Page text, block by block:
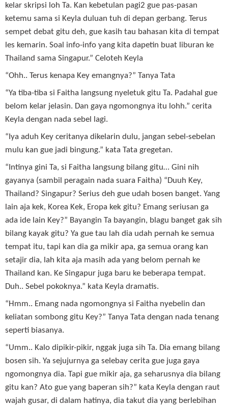
kelar skripsi loh Ta. Kan kebetulan pagi2 gue pas-pasan
ketemu sama si Keyla duluan tuh di depan gerbang. Terus
sempet debat gitu deh, gue kasih tau bahasan kita di tempat
les kemarin. Soal info-info yang kita dapetin buat liburan ke
Thailand sama Singapur.” Celoteh Keyla
“Ohh.. Terus kenapa Key emangnya?” Tanya Tata
“Ya tiba-tiba si Faitha langsung nyeletuk gitu Ta. Padahal gue
belom kelar jelasin. Dan gaya ngomongnya itu lohh.” cerita
Keyla dengan nada sebel lagi.
“Iya aduh Key ceritanya dikelarin dulu, jangan sebel-sebelan
mulu kan gue jadi bingung.” kata Tata gregetan.
“Intinya gini Ta, si Faitha langsung bilang gitu… Gini nih
gayanya (sambil peragain nada suara Faitha) “Duuh Key,
Thailand? Singapur? Serius deh gue udah bosen banget. Yang
lain aja kek, Korea Kek, Eropa kek gitu? Emang seriusan ga
ada ide lain Key?” Bayangin Ta bayangin, blagu banget gak sih
bilang kayak gitu? Ya gue tau lah dia udah pernah ke semua
tempat itu, tapi kan dia ga mikir apa, ga semua orang kan
setajir dia, lah kita aja masih ada yang belom pernah ke
Thailand kan. Ke Singapur juga baru ke beberapa tempat.
Duh.. Sebel pokoknya.” kata Keyla dramatis.
“Hmm.. Emang nada ngomongnya si Faitha nyebelin dan
keliatan sombong gitu Key?” Tanya Tata dengan nada tenang
seperti biasanya.
“Umm.. Kalo dipikir-pikir, nggak juga sih Ta. Dia emang bilang
bosen sih. Ya sejujurnya ga selebay cerita gue juga gaya
ngomongnya dia. Tapi gue mikir aja, ga seharusnya dia bilang
gitu kan? Ato gue yang baperan sih?” kata Keyla dengan raut
wajah gusar, di dalam hatinya, dia takut dia yang berlebihan